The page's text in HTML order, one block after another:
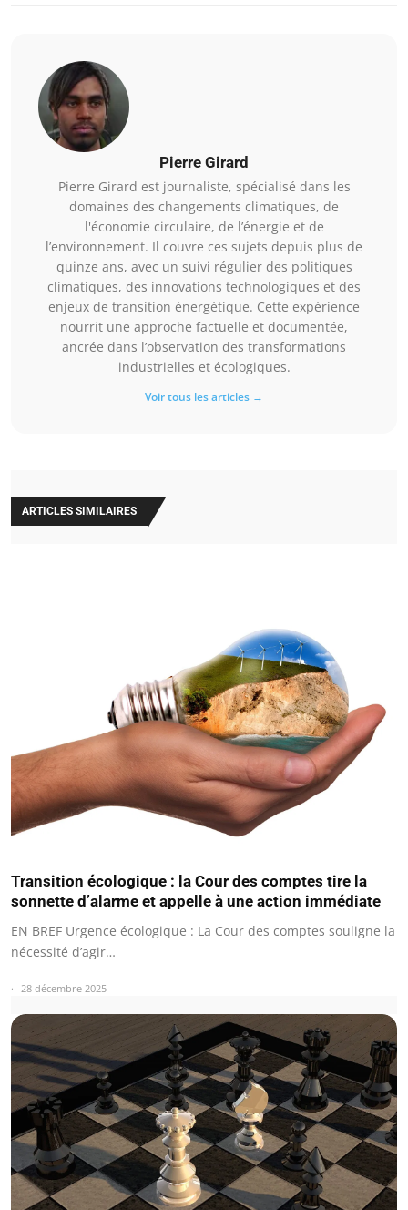
Pierre Girard
Pierre Girard est journaliste, spécialisé dans les
domaines des changements climatiques, de
l'économie circulaire, de l’énergie et de
l’environnement. Il couvre ces sujets depuis plus de
quinze ans, avec un suivi régulier des politiques
climatiques, des innovations technologiques et des
enjeux de transition énergétique. Cette expérience
nourrit une approche factuelle et documentée,
ancrée dans l’observation des transformations
industrielles et écologiques.
Voir tous les articles →
ARTICLES SIMILAIRES
Transition écologique : la Cour des comptes tire la
sonnette d’alarme et appelle à une action immédiate
EN BREF Urgence écologique : La Cour des comptes souligne la
nécessité d’agir…
28 décembre 2025